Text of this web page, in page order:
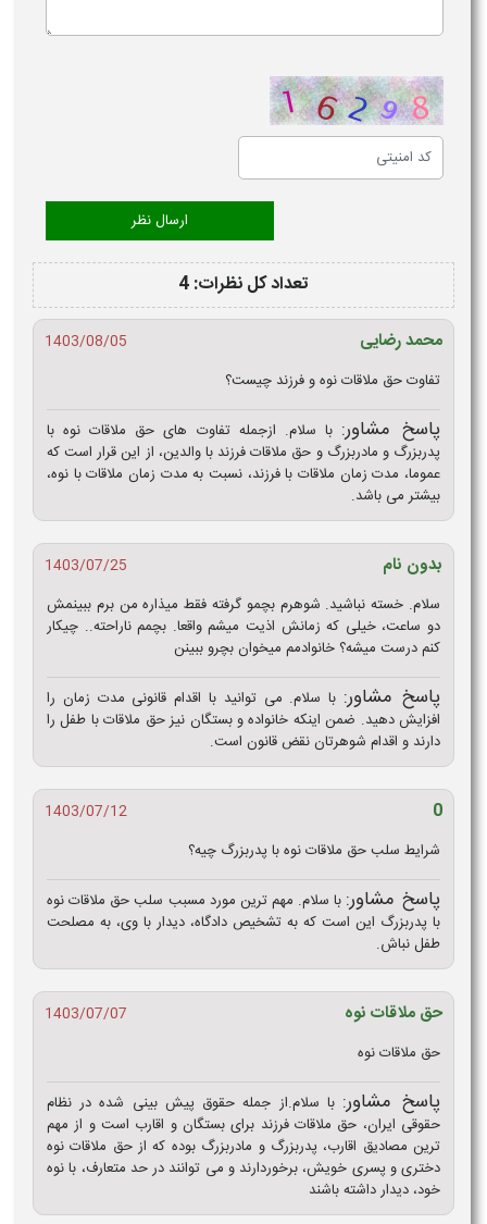
تعداد کل نظرات: 4
محمد رضایی
1403/08/05
تفاوت حق ملاقات نوه و فرزند چیست؟
پاسخ مشاور: با سلام. ازجمله تفاوت های حق ملاقات نوه با
پدربزرگ و مادربزرگ و حق ملاقات فرزند با والدین، از این قرار است که
عموما، مدت زمان ملاقات با فرزند، نسبت به مدت زمان ملاقات با نوه،
بیشتر می باشد.
بدون نام
1403/07/25
سلام. خسته نباشید. شوهرم بچمو گرفته فقط میذاره من برم ببینمش
دو ساعت، خیلی که زمانش اذیت میشم واقعا. بچمم ناراحته.. چیکار
کنم درست میشه؟ خانوادمم میخوان بچرو ببینن
پاسخ مشاور: با سلام. می توانید با اقدام قانونی مدت زمان را
افزایش دهید. ضمن اینکه خانواده و بستگان نیز حق ملاقات با طفل را
دارند و اقدام شوهرتان نقض قانون است.
0
1403/07/12
شرایط سلب حق ملاقات نوه با پدربزرگ چیه؟
پاسخ مشاور:
با سلام. مهم ترین مورد مسبب سلب حق ملاقات نوه
با پدربزرگ این است که به تشخیص دادگاه، دیدار با وی، به مصلحت
طفل نباش.
حق ملاقات نوه
1403/07/07
حق ملاقات نوه
پاسخ مشاور: با سلام.از جمله حقوق پیش بینی شده در نظام
حقوقی ایران، حق ملاقات فرزند برای بستگان و اقارب است و از مهم
ترین مصادیق اقارب، پدربزرگ و مادربزرگ بوده که از حق ملاقات نوه
دختری و پسری خویش، برخوردارند و می توانند در حد متعارف، با نوه
خود، دیدار داشته باشند